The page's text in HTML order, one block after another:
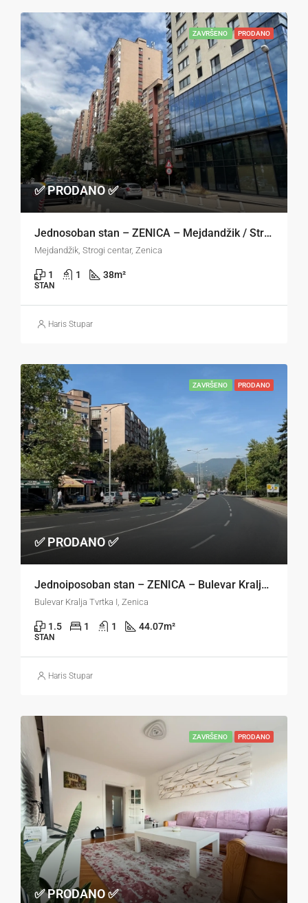
ZAVRŠENO PRODANO
✅ PRODANO ✅
Jednosoban stan – ZENICA – Mejdandžik / Strogi centar
Mejdandžik, Strogi centar, Zenica
1 1 38m²
STAN
Haris Stupar
ZAVRŠENO PRODANO
✅ PRODANO ✅
Jednoiposoban stan – ZENICA – Bulevar Kralja Tvrtka
Bulevar Kralja Tvrtka I, Zenica
1.5 1 1 44.07m²
STAN
Haris Stupar
ZAVRŠENO PRODANO
✅ PRODANO ✅